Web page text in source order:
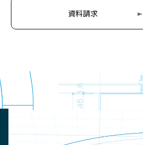
資料請求